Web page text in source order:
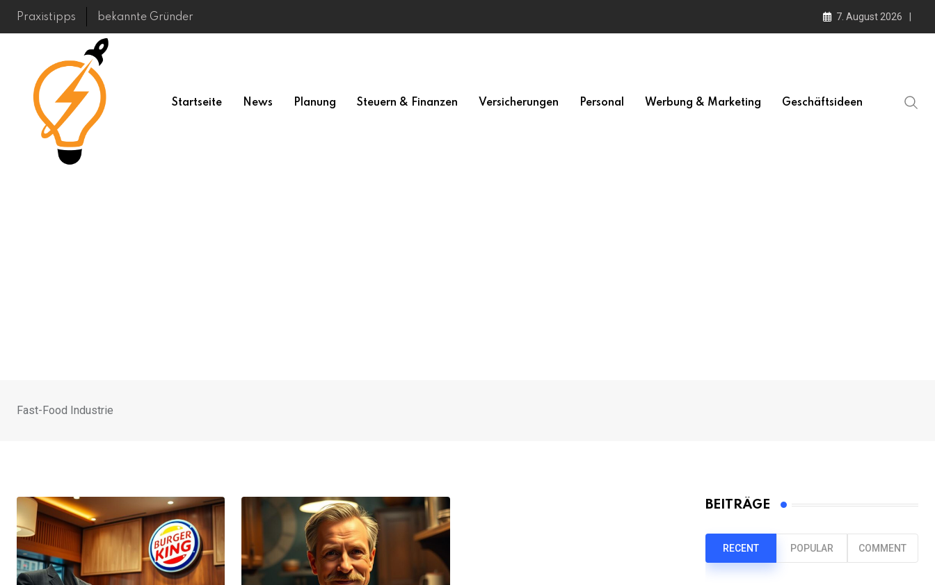
Skip
Praxistipps bekannte Gründer 7. August 2026
Startseite News Planung Steuern & Finanzen Versicherungen Personal Werbung & Marketing Geschäftsideen
Fast-Food Industrie
BEITRÄGE
RECENT POPULAR COMMENT